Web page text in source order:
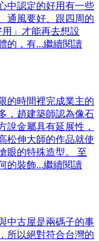
中認定的好用有一些
通風要好、跟四周的
」才能再去想設
的，有...繼續閱讀
的時間裡完成業主的
，趙建築師認為像石
說金屬具有延展性，
松伸大師的作品就使
眼的特殊造型。 至
的裝飾...繼續閱讀
中古屋是兩碼子的事
所以絕對符合台灣的